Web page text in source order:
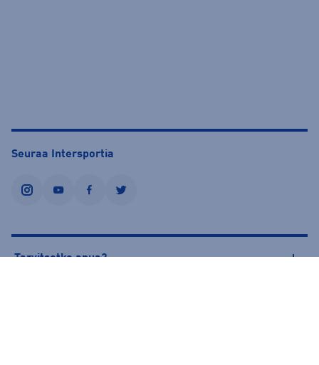
Seuraa Intersportia
instagramyoutubefacebooktwitter
Tarvitsetko apua?